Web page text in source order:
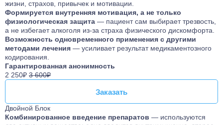
жизни, страхов, привычек и мотивации.
Формируется внутренняя мотивация, а не только
физиологическая защита — пациент сам выбирает трезвость,
а не избегает алкоголя из-за страха физического дискомфорта.
Возможность одновременного применения с другими
методами лечения — усиливает результат медикаментозного
кодирования.
Гарантированная анонимность
2 250₽ 3 600₽
Заказать
Заказать
Двойной Блок
Комбинированное введение препаратов — используются